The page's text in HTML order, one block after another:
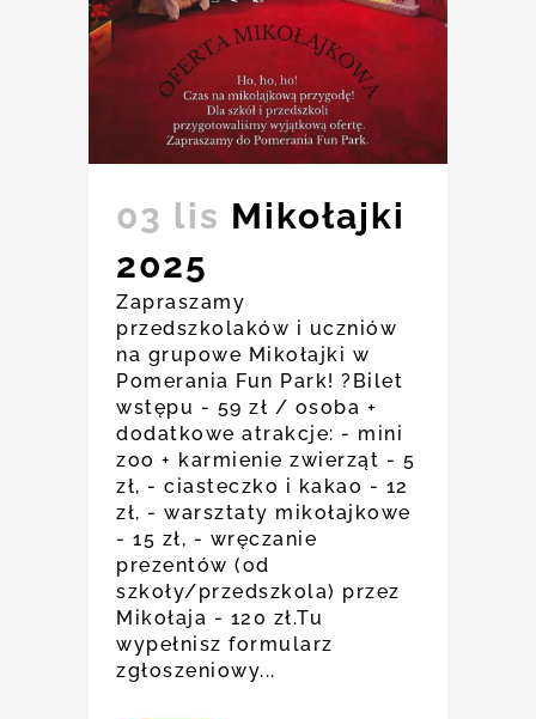
03 lis Mikołajki
2025
Zapraszamy
przedszkolaków i uczniów
na grupowe Mikołajki w
Pomerania Fun Park! ?Bilet
wstępu - 59 zł / osoba +
dodatkowe atrakcje: - mini
zoo + karmienie zwierząt - 5
zł, - ciasteczko i kakao - 12
zł, - warsztaty mikołajkowe
- 15 zł, - wręczanie
prezentów (od
szkoły/przedszkola) przez
Mikołaja - 120 zł.Tu
wypełnisz formularz
zgłoszeniowy...